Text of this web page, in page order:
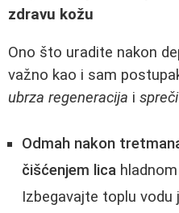
zdravu kožu
Ono što uradite nakon
važno kao i sam
ubrza regeneracija i
Odmah nakon
čišćenjem lica
Izbegavajte toplu